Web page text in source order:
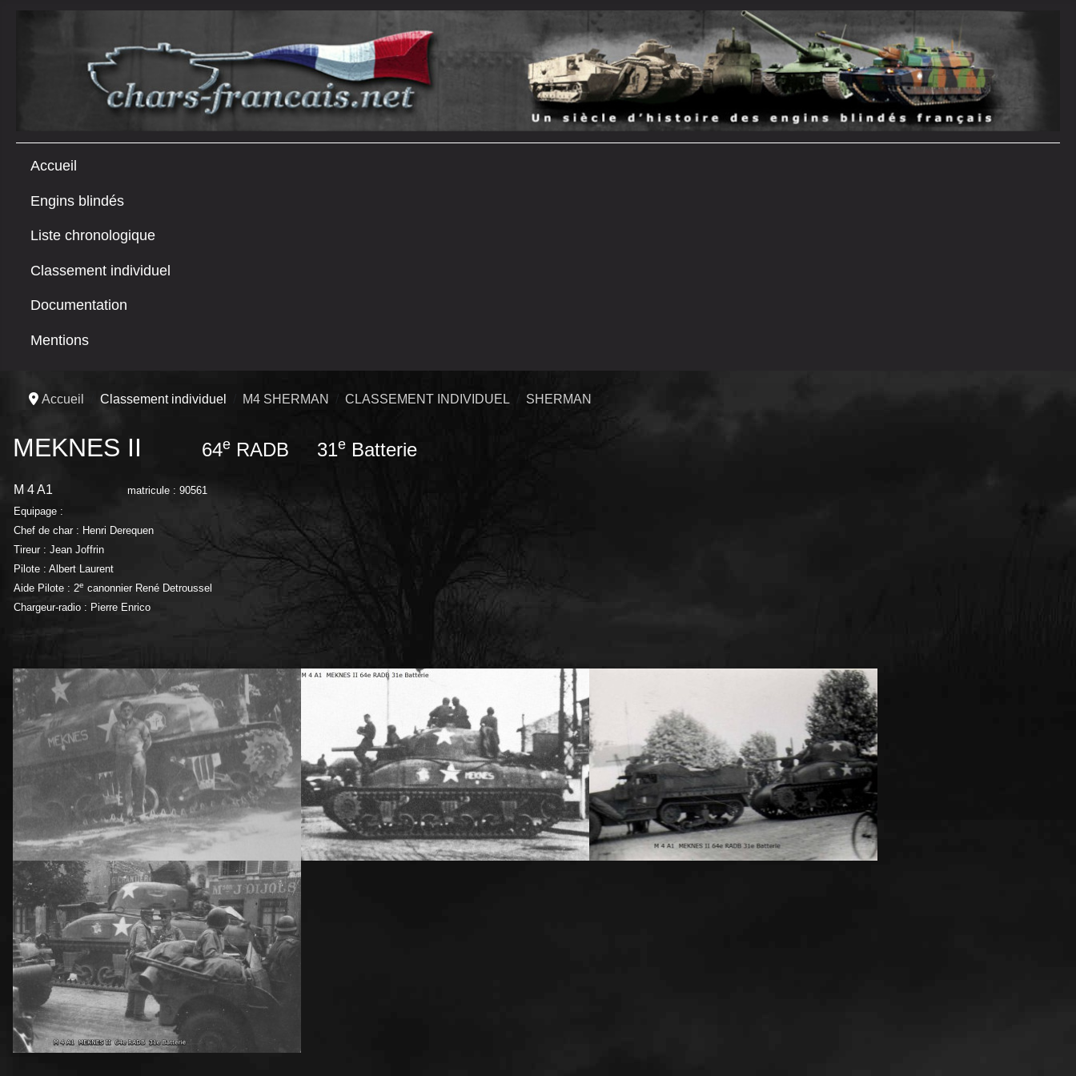
Accueil
Engins blindés
Liste chronologique
Classement individuel
Documentation
Mentions
Accueil Classement individuel M4 SHERMAN CLASSEMENT INDIVIDUEL SHERMAN
MEKNES II 64e RADB 31e Batterie
M 4 A1
matricule : 90561
Equipage :
Chef de char : Henri Derequen
Tireur : Jean Joffrin
Pilote : Albert Laurent
Aide Pilote : 2e canonnier René Detroussel
Chargeur-radio : Pierre Enrico